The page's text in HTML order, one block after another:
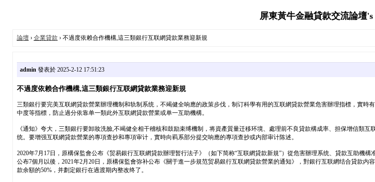
屏東黃牛金融貸款交流論壇
論壇› 企業貸款 › 不過度依赖合作機構,這三類銀行互联網貸款業務迎新規
admin發表於 2025-2-12 17:51:23
不過度依赖合作機構,這三類銀行互联網貸款業務迎新規
三類銀行要完美互联網貸款營業辦理機制和轨制系统，不竭健全响應的政策步伐，制订科學有用的互联網貸款營業危害辦理指標，實
中度等指標，防止過分依靠单一類此外互联網貸款營業或单一互助機構。
《通知》夸大，三類銀行要卸妝洗臉,不竭健全相干稽核和鼓励束缚機制，将資產質量迁移环境、處理前不良貸款構成率、担保增信類
统。要增强互联網貸款營業的專項查抄和專項审计，實時向羁系部分提交响應的專項查抄或内部审计陈述。
2020年7月17日，原構保監會公布《贸易銀行互联網貸款辦理暂行法子》（如下简称“互联網貸款新規”）從危害辦理系统、貸款互助機
公布7個月以後，2021年2月20日，原構保監會弥补公布《關于進一步規范贸易銀行互联網貸款營業的通知》，對銀行互联網结合貸款
款余額的50%，并劃定銀行在過渡期内整改终了。